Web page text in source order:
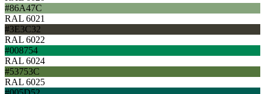
#86A47C
RAL 6021
#3E3C32
RAL 6022
#008754
RAL 6024
#53753C
RAL 6025